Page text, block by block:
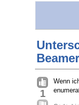
1
Wenn